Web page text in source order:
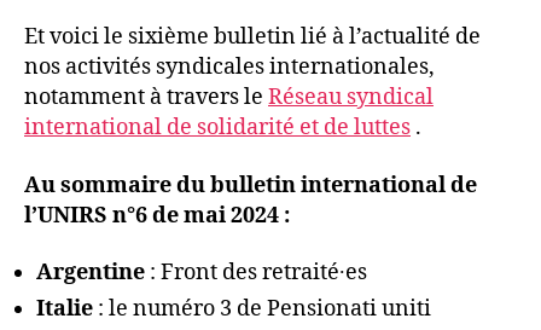
Et voici le sixième bulletin lié à l’actualité de
nos activités syndicales internationales,
notamment à travers le Réseau syndical
international de solidarité et de luttes .
Au sommaire du bulletin international de
l’UNIRS n°6 de mai 2024 :
Argentine : Front des retraité∙es
Italie : le numéro 3 de Pensionati uniti